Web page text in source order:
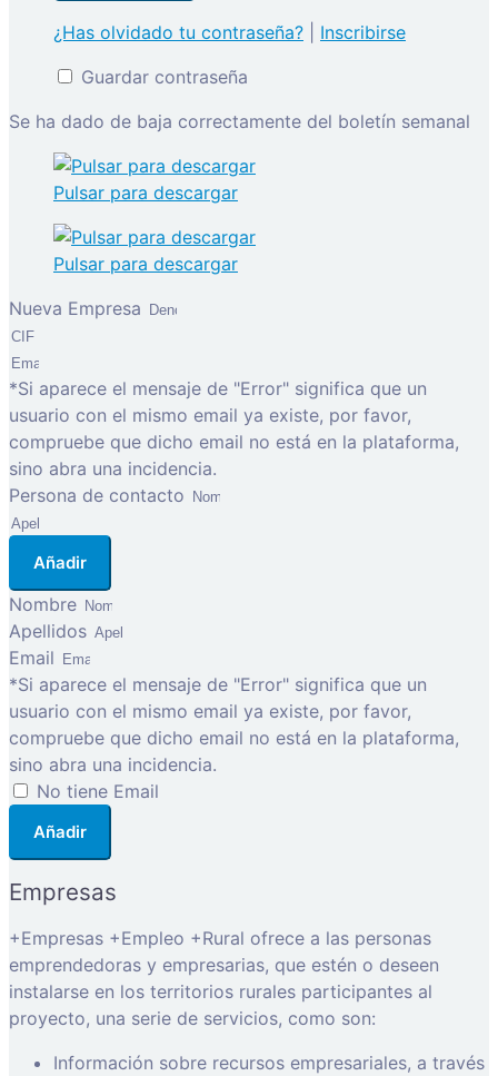
¿Has olvidado tu contraseña?
Inscribirse
Guardar contraseña
Se ha dado de baja correctamente del boletín semanal
Pulsar para descargar
Pulsar para descargar
Nueva Empresa
*Si aparece el mensaje de "Error" significa que un
usuario con el mismo email ya existe, por favor,
compruebe que dicho email no está en la plataforma,
sino abra una incidencia.
Persona de contacto
Añadir
Nombre
Apellidos
Email
*Si aparece el mensaje de "Error" significa que un
usuario con el mismo email ya existe, por favor,
compruebe que dicho email no está en la plataforma,
sino abra una incidencia.
No tiene Email
Añadir
Empresas
+Empresas +Empleo +Rural ofrece a las personas
emprendedoras y empresarias, que estén o deseen
instalarse en los territorios rurales participantes al
proyecto, una serie de servicios, como son:
Información sobre recursos empresariales, a través